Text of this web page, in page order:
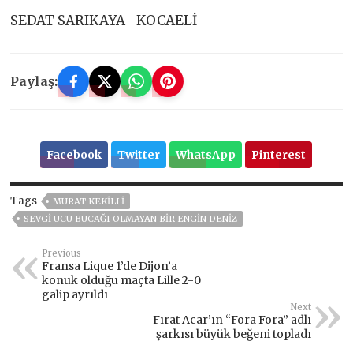
SEDAT SARIKAYA -KOCAELİ
Paylaş:
Facebook Twitter WhatsApp Pinterest
Tags
MURAT KEKİLLİ
SEVGI UCU BUCAĞI OLMAYAN BIR ENGIN DENIZ
Previous
Fransa Lique 1’de Dijon’a
konuk olduğu maçta Lille 2-0
galip ayrıldı
Next
Fırat Acar’ın “Fora Fora” adlı
şarkısı büyük beğeni topladı